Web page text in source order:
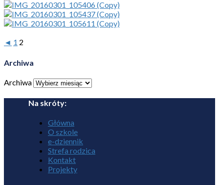
◄ 1 2
Archiwa
Archiwa
Na skróty:
Główna
O szkole
e-dziennik
Strefa rodzica
Kontakt
Projekty